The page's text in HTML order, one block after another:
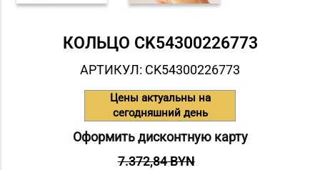
КОЛЬЦО СK54300226773
АРТИКУЛ: СK54300226773
Цены актуальны на
сегодняшний день
Оформить дисконтную карту
7.372,84 BYN